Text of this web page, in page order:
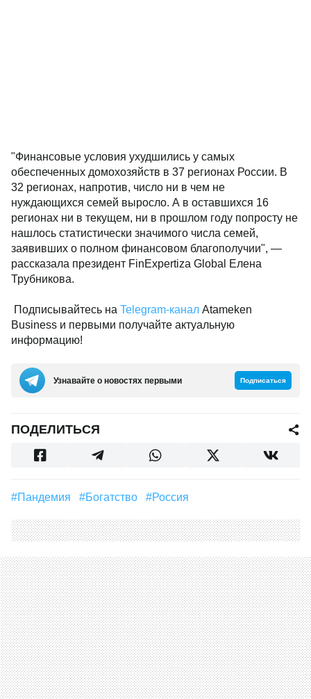
"Финансовые условия ухудшились у самых
обеспеченных домохозяйств в 37 регионах России. В
32 регионах, напротив, число ни в чем не
нуждающихся семей выросло. А в оставшихся 16
регионах ни в текущем, ни в прошлом году попросту не
нашлось статистически значимого числа семей,
заявивших о полном финансовом благополучии", —
рассказала президент FinExpertiza Global Елена
Трубникова.
Подписывайтесь на Telegram-канал Atameken
Business и первыми получайте актуальную
информацию!
Узнавайте о новостях первыми Подписаться
ПОДЕЛИТЬСЯ
#Пандемия #Богатство #Россия